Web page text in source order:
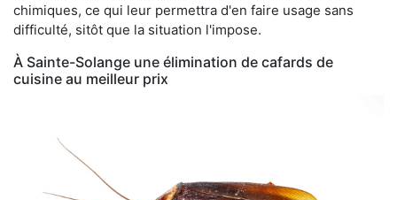
chimiques, ce qui leur permettra d'en faire usage sans
difficulté, sitôt que la situation l'impose.
À Sainte-Solange une élimination de cafards de
cuisine au meilleur prix